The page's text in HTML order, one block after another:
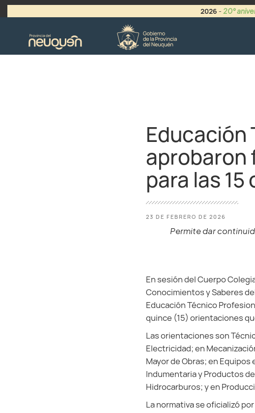
2026 - 20°
Educación
aprobaron
para las
23 DE FEBRERO DE 2026
Permite dar
En sesión del Cuerpo
Conocimientos y Saberes
Educación Técnico
quince (15) orientaciones
Las orientaciones son
Electricidad; en
Mayor de Obras; en
Indumentaria y Productos
Hidrocarburos; y en
La normativa se oficializó